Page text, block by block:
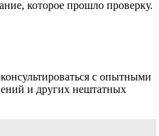
которое прошло проверку.
с опытными
и других нештатных